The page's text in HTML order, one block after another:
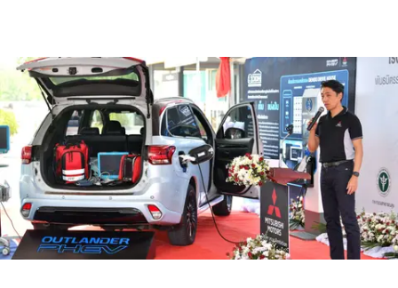
125 ปี พร้อมเดินหน้าขับเคลื่อนนโยบายด้านสิ่งแวดล้อมอย่างยั่งยืน
ธรรมศาสตร์ สร้างบุคลากรคุณภาพให้กับอุตสาหกรรมยานยนต์ไทย
มิตซูบิชิ มอเตอร์ส ช่วยหมอ ต่อชีวิต สู้ภัยโควิด-19
บัติงานจริง มอบเครื่องยนต์เพื่อการเรียนรู้แก่วิทยาลัยเทคนิคชลบุรี
ซูบิชิ มอเตอร์ส ประเทศไทย มอบเงินบริจาค 6 ล้านบาท แก่ 3 มูลนิธิ